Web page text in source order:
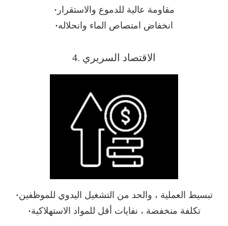
· مقاومة عالية للدموع والاستقرار
·انخفاض امتصاص الماء وانحلاله
4. الاقتصاد السريري
·تبسيط العملية ، والحد من التشغيل اليدوي للموظفين
·تكلفة منخفضة ، نفايات أقل للمواد الاستهلاكية